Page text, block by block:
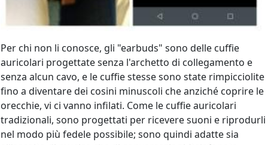
Per chi non li conosce, gli "earbuds" sono delle cuffie
auricolari progettate senza l'archetto di collegamento e
senza alcun cavo, e le cuffie stesse sono state rimpicciolite
fino a diventare dei cosini minuscoli che anziché coprire le
orecchie, vi ci vanno infilati. Come le cuffie auricolari
tradizionali, sono progettati per ricevere suoni e riprodurli
nel modo più fedele possibile; sono quindi adatte sia